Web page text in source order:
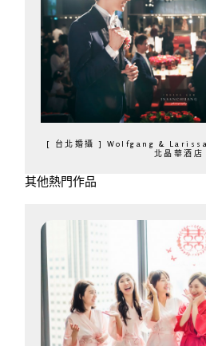
[ 台北婚攝 ] Wolfgang & Larissa
北晶華酒店
其他熱門作品